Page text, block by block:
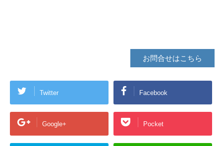
お問合せはこちら
Twitter Facebook
Google+ Pocket